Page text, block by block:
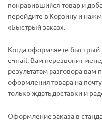
понравившийся товар и
перейдите в Корзину и
«Быстрый заказ».
Когда оформляете
e-mail. Вам перезвонит
результатам разговора вам
оформления товара на
только ждать доставки и
Оформление заказа в